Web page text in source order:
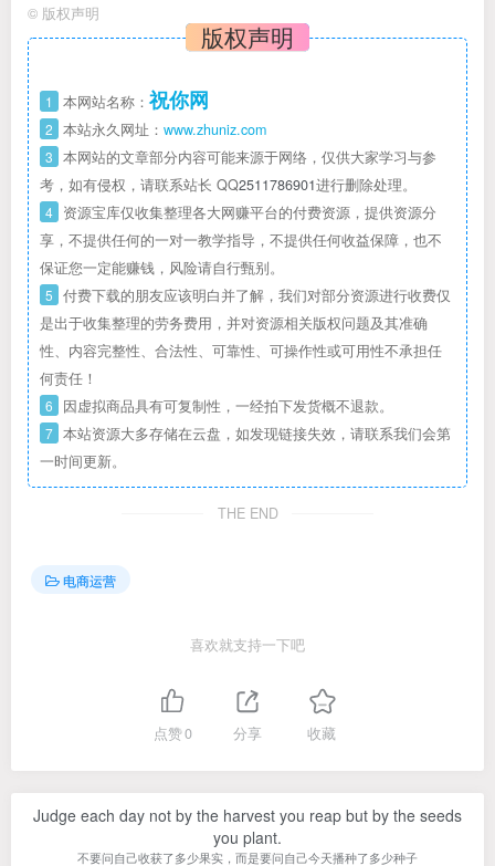
© 版权声明
版权声明
1 本网站名称： 祝你网
2 本站永久网址： www.zhuniz.com
3 本网站的文章部分内容可能来源于网络，仅供大家学习与参
考，如有侵权，请联系站长 QQ2511786901进行删除处理。
4 资源宝库仅收集整理各大网赚平台的付费资源，提供资源分
享，不提供任何的一对一教学指导，不提供任何收益保障，也不
保证您一定能赚钱，风险请自行甄别。
5 付费下载的朋友应该明白并了解，我们对部分资源进行收费仅
是出于收集整理的劳务费用，并对资源相关版权问题及其准确
性、内容完整性、合法性、可靠性、可操作性或可用性不承担任
何责任！
6 因虚拟商品具有可复制性，一经拍下发货概不退款。
7 本站资源大多存储在云盘，如发现链接失效，请联系我们会第
一时间更新。
THE END
电商运营
喜欢就支持一下吧
点赞0 分享 收藏
Judge each day not by the harvest you reap but by the seeds
you plant.
不要问自己收获了多少果实，而是要问自己今天播种了多少种子